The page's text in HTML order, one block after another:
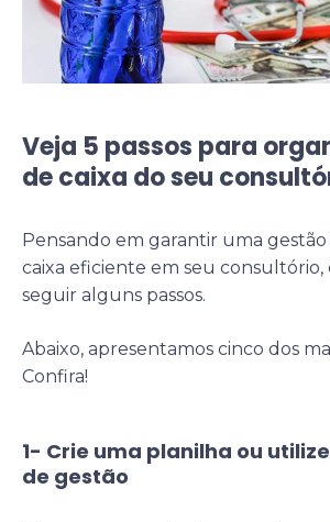
Veja 5 passos para
de caixa do seu
Pensando em garantir uma
caixa eficiente em seu
seguir alguns passos.
Abaixo, apresentamos cinco dos
Confira!
1- Crie uma planilha ou
de gestão